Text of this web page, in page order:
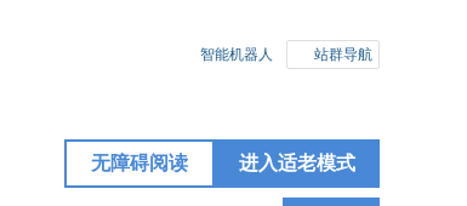
站群导航
智能机器人
进入适老模式
无障碍阅读